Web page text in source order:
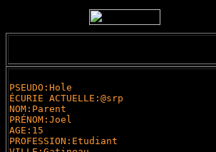
PSEUDO:Hole
ÉCURIE ACTUELLE:@srp
NOM:Parent
PRÉNOM:Joel
AGE:15
PROFESSION:Etudiant